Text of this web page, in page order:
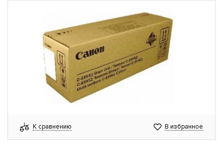
К сравнению В избранное